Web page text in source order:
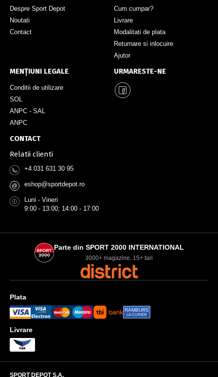
Despre Sport Depot
Noutati
Contact
Cum cumpar?
Livrare
Modalitati de plata
Returnare si inlocuire
Ajutor
MENȚIUNI LEGALE
Conditii de utilizare
SOL
ANPC - SAL
ANPC
URMARESTE-NE
CONTACT
Relatii clienti
+4 031 631 30 95
@ eshop@sportdepot.ro
Luni - Vineri
9:00 - 13:00; 14:00 - 17:00
Parte din SPORT 2000 INTERNATIONAL
3000+ magazine, 15+ tari
Plata
RAMBURS
LA CURIER
Livrare
SPORT DEPOT S.A.